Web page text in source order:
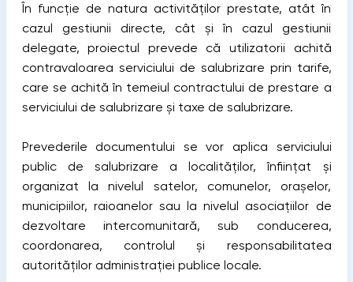
În funcţie de natura activităţilor prestate, atât în
cazul gestiunii directe, cât şi în cazul gestiunii
delegate, proiectul prevede că utilizatorii achită
contravaloarea serviciului de salubrizare prin tarife,
care se achită în temeiul contractului de prestare a
serviciului de salubrizare și taxe de salubrizare.
Prevederile documentului se vor aplica serviciului
public de salubrizare a localităților, înființat și
organizat la nivelul satelor, comunelor, orașelor,
municipiilor, raioanelor sau la nivelul asociaţiilor de
dezvoltare intercomunitară, sub conducerea,
coordonarea, controlul şi responsabilitatea
autorităţilor administraţiei publice locale.